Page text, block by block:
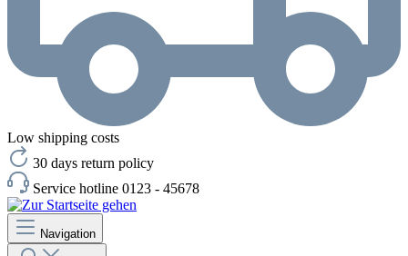
Low shipping costs
30 days return policy
Service hotline 0123 - 45678
Navigation